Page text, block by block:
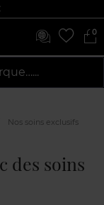
0
Nos soins exclusifs
des soins